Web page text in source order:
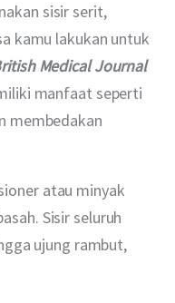
sisir serit,
kamu lakukan untuk
Medical Journal
manfaat seperti
membedakan
atau minyak
Sisir seluruh
ujung rambut,